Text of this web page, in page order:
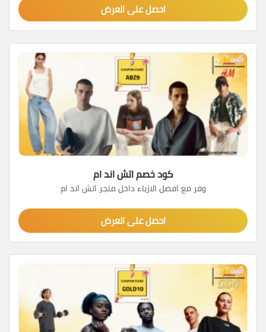
احصل على العرض
كود خصم اتش اند ام
وفر مع افضل الازياء داخل متجر اتش اند ام
احصل على العرض